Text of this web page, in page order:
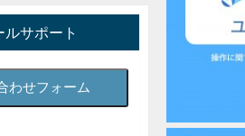
ルサポート
わせフォーム